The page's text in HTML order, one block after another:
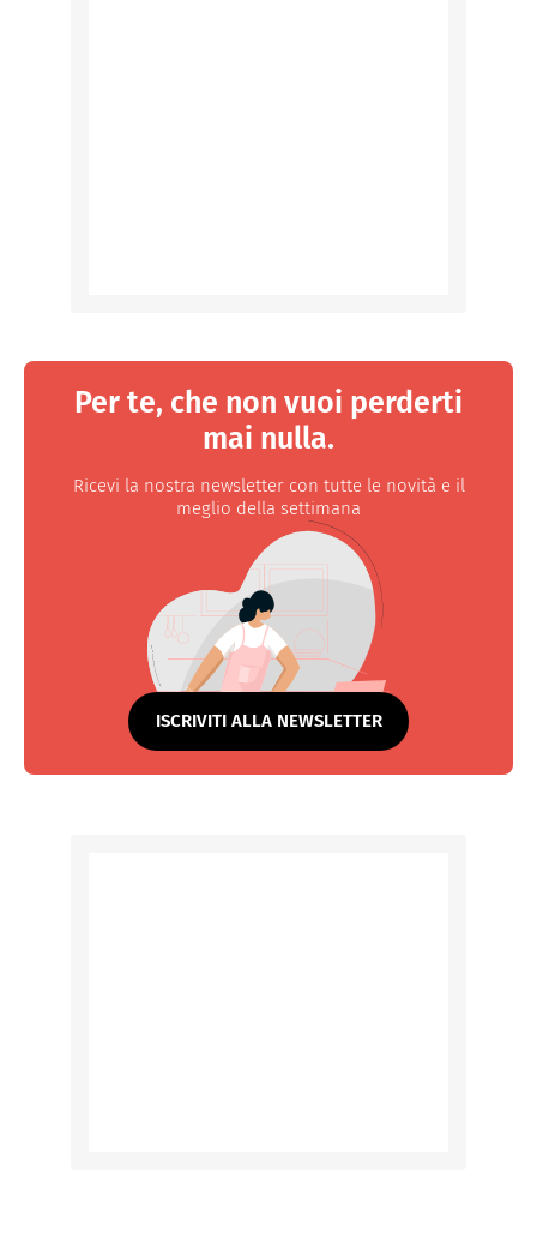
Per te, che non vuoi perderti
mai nulla.
Ricevi la nostra newsletter con tutte le novità e il
meglio della settimana
ISCRIVITI ALLA NEWSLETTER